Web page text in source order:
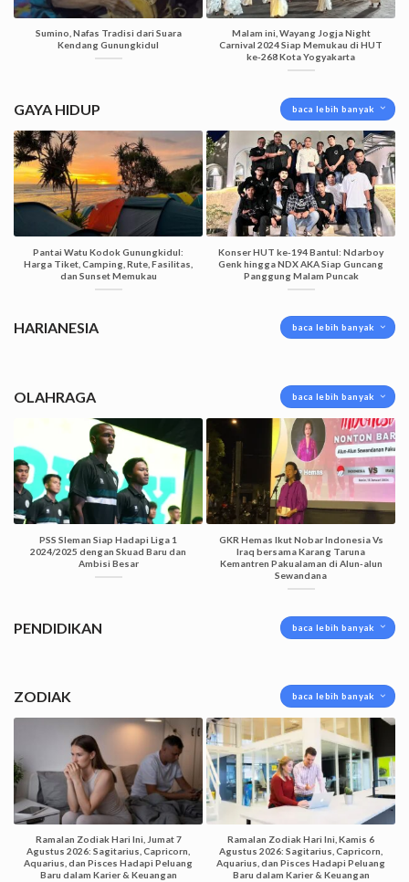
Sumino, Nafas Tradisi dari Suara
Kendang Gunungkidul
Malam ini, Wayang Jogja Night
Carnival 2024 Siap Memukau di HUT
ke-268 Kota Yogyakarta
GAYA HIDUP baca lebih banyak
Pantai Watu Kodok Gunungkidul:
Harga Tiket, Camping, Rute, Fasilitas,
dan Sunset Memukau
Konser HUT ke-194 Bantul: Ndarboy
Genk hingga NDX AKA Siap Guncang
Panggung Malam Puncak
HARIANESIA baca lebih banyak
OLAHRAGA baca lebih banyak
PSS Sleman Siap Hadapi Liga 1
2024/2025 dengan Skuad Baru dan
Ambisi Besar
GKR Hemas Ikut Nobar Indonesia Vs
Iraq bersama Karang Taruna
Kemantren Pakualaman di Alun-alun
Sewandana
PENDIDIKAN baca lebih banyak
ZODIAK baca lebih banyak
Ramalan Zodiak Hari Ini, Jumat 7
Agustus 2026: Sagitarius, Capricorn,
Aquarius, dan Pisces Hadapi Peluang
Baru dalam Karier & Keuangan
Ramalan Zodiak Hari Ini, Kamis 6
Agustus 2026: Sagitarius, Capricorn,
Aquarius, dan Pisces Hadapi Peluang
Baru dalam Karier & Keuangan